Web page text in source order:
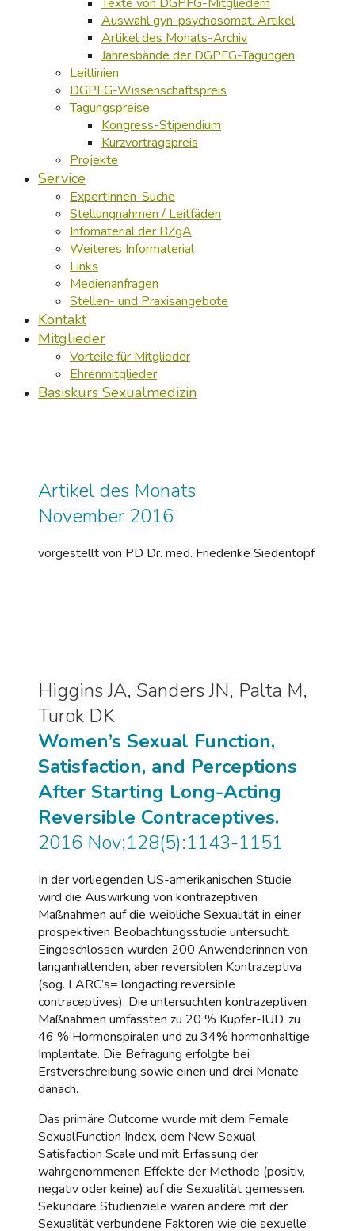
Auswahl gyn-psychosomat. Artikel
Artikel des Monats-Archiv
Jahresbände der DGPFG-Tagungen
Leitlinien
DGPFG-Wissenschaftspreis
Tagungspreise
Kongress-Stipendium
Kurzvortragspreis
Projekte
Service
ExpertInnen-Suche
Stellungnahmen / Leitfäden
Infomaterial der BZgA
Weiteres Informaterial
Links
Medienanfragen
Stellen- und Praxisangebote
Kontakt
Mitglieder
Vorteile für Mitglieder
Ehrenmitglieder
Basiskurs Sexualmedizin
Artikel des Monats
November 2016
vorgestellt von PD Dr. med. Friederike Siedentopf
Higgins JA, Sanders JN, Palta M,
Turok DK
Women’s Sexual Function,
Satisfaction, and Perceptions
After Starting Long-Acting
Reversible Contraceptives.
2016 Nov;128(5):1143-1151
In der vorliegenden US-amerikanischen Studie
wird die Auswirkung von kontrazeptiven
Maßnahmen auf die weibliche Sexualität in einer
prospektiven Beobachtungsstudie untersucht.
Eingeschlossen wurden 200 Anwenderinnen von
langanhaltenden, aber reversiblen Kontrazeptiva
(sog. LARC’s= longacting reversible
contraceptives). Die untersuchten kontrazeptiven
Maßnahmen umfassten zu 20 % Kupfer-IUD, zu
46 % Hormonspiralen und zu 34% hormonhaltige
Implantate. Die Befragung erfolgte bei
Erstverschreibung sowie einen und drei Monate
danach.
Das primäre Outcome wurde mit dem Female
SexualFunction Index, dem New Sexual
Satisfaction Scale und mit Erfassung der
wahrgenommenen Effekte der Methode (positiv,
negativ oder keine) auf die Sexualität gemessen.
Sekundäre Studienziele waren andere mit der
Sexualität verbundene Faktoren wie die sexuelle